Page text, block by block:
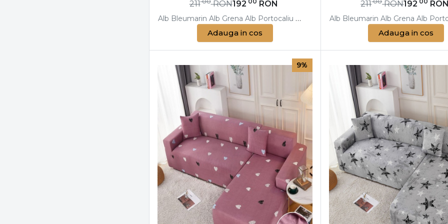
192
RON
211 RON
Alb Bleumarin Alb Grena Alb Portocaliu Alb Albastru Alb Galben Alb Gri Albastru
Adauga in cos
192
RON
211 RON
Alb Bleumarin Alb Grena Alb
Adauga in cos
9%